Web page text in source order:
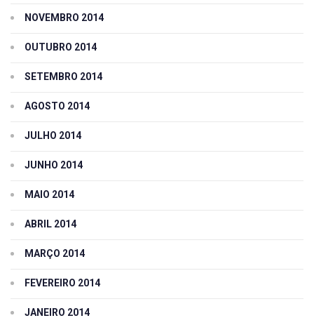
NOVEMBRO 2014
OUTUBRO 2014
SETEMBRO 2014
AGOSTO 2014
JULHO 2014
JUNHO 2014
MAIO 2014
ABRIL 2014
MARÇO 2014
FEVEREIRO 2014
JANEIRO 2014